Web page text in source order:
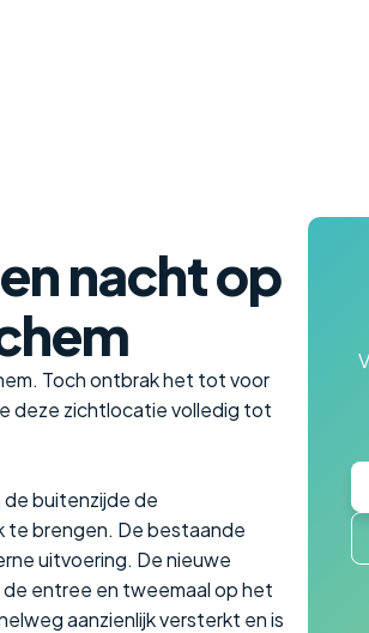
nacht op
Toch ontbrak het tot voor
deze zichtlocatie volledig tot
de buitenzijde de
te brengen. De bestaande
uitvoering. De nieuwe
entree en tweemaal op het
aanzienlijk versterkt en is